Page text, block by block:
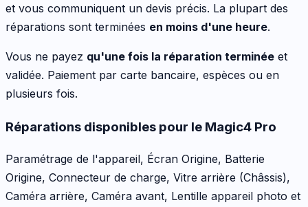
et vous communiquent un devis précis. La plupart des
réparations sont terminées en moins d'une heure.
Vous ne payez qu'une fois la réparation terminée et
validée. Paiement par carte bancaire, espèces ou en
plusieurs fois.
Réparations disponibles pour le Magic4 Pro
Paramétrage de l'appareil, Écran Origine, Batterie
Origine, Connecteur de charge, Vitre arrière (Châssis),
Caméra arrière, Caméra avant, Lentille appareil photo et